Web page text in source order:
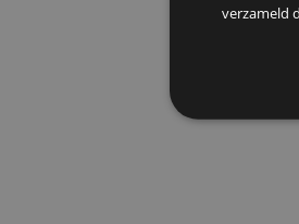
ontvangen, om u te